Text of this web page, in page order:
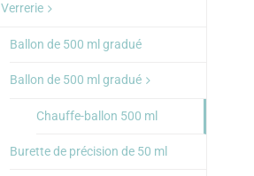
Verrerie
Ballon de 500 ml gradué
Ballon de 500 ml gradué
Chauffe-ballon 500 ml
Burette de précision de 50 ml